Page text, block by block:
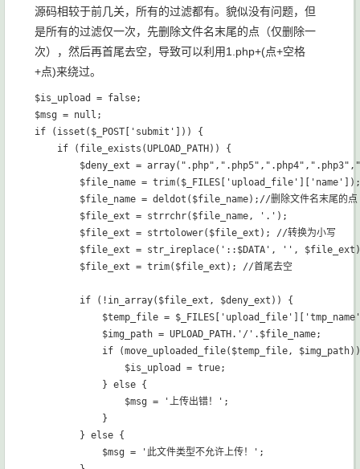
源码相较于前几关，所有的过滤都有。貌似没有问题，但
是所有的过滤仅一次，先删除文件名末尾的点（仅删除一
次），然后再首尾去空，导致可以利用1.php+(点+空格
+点)来绕过。
$is_upload = false;
$msg = null;
if (isset($_POST['submit'])) {
    if (file_exists(UPLOAD_PATH)) {
$deny_ext =
        $file_name = trim($_FILES['upload_file']['name']);
        $file_name = deldot($file_name);//删除文件名末尾的点
        $file_ext = strrchr($file_name, '.');
        $file_ext = strtolower($file_ext); //转换为小写
$file_ext = str_ireplace('::$DATA', '',
        $file_ext = trim($file_ext); //首尾去空
        if (!in_array($file_ext, $deny_ext)) {
$temp_file =
            $img_path = UPLOAD_PATH.'/'.$file_name;
if (move_uploaded_file($temp_file,
                $is_upload = true;
            } else {
                $msg = '上传出错！';
            }
        } else {
            $msg = '此文件类型不允许上传！';